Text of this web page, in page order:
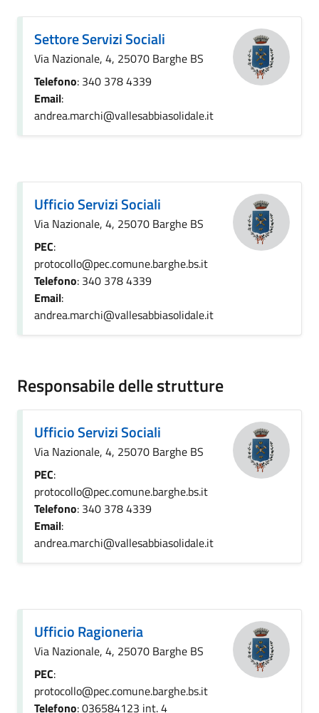
Settore Servizi Sociali
Via Nazionale, 4, 25070 Barghe BS
Telefono: 340 378 4339
Email:
andrea.marchi@vallesabbiasolidale.it
Ufficio Servizi Sociali
Via Nazionale, 4, 25070 Barghe BS
PEC:
protocollo@pec.comune.barghe.bs.it
Telefono: 340 378 4339
Email:
andrea.marchi@vallesabbiasolidale.it
Responsabile delle strutture
Ufficio Servizi Sociali
Via Nazionale, 4, 25070 Barghe BS
PEC:
protocollo@pec.comune.barghe.bs.it
Telefono: 340 378 4339
Email:
andrea.marchi@vallesabbiasolidale.it
Ufficio Ragioneria
Via Nazionale, 4, 25070 Barghe BS
PEC:
protocollo@pec.comune.barghe.bs.it
Telefono: 036584123 int. 4